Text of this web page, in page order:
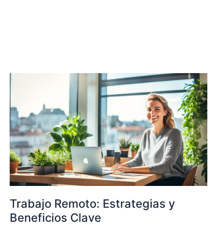
Trabajo Remoto: Estrategias y
Beneficios Clave
Remoto:
Estrategias
y
Beneficios
Clave